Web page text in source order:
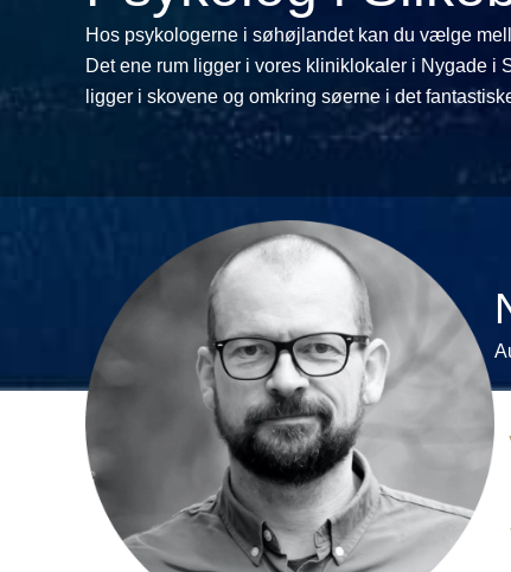
Hos psykologerne i søhøjlandet kan du vælge
Det ene rum ligger i vores kliniklokaler i Nygade i
ligger i skovene og omkring søerne i det